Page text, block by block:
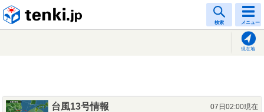
検索 メニュー
現在地
台風13号情報
07日02:00現在